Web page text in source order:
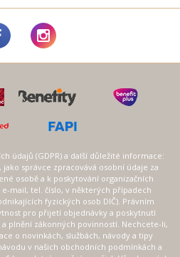
údajů (GDPR) a další důležité informace:
správce zpracovává osobní údaje za
osobě a k poskytování organizačních
mail, tel. číslo, v některých případech
fyzických osob DIČ). Právním
pro přijetí objednávky a poskytnutí
plnění zákonných povinností. Nechcete-li,
o novinkách, službách, návody a tipy
v našich obchodních podmínkách a